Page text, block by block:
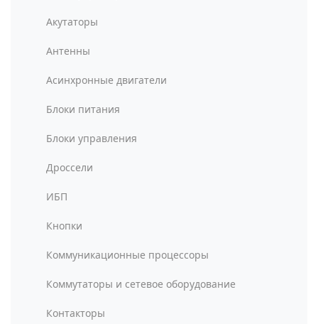
Акутаторы
Антенны
Асинхронные двигатели
Блоки питания
Блоки управления
Дроссели
ИБП
Кнопки
Коммуникационные процессоры
Коммутаторы и сетевое оборудование
Контакторы